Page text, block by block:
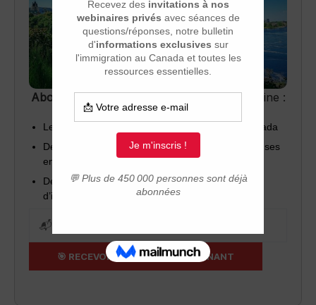
Abonnez-vouspour recevoir chaque semaine :
Les dernières nouvelles sur l’immigration au Canada
Des invitations à nos webinaires (questions/réponses
en direct)
Des outils pratiques pour réussir votre projet
d’installation